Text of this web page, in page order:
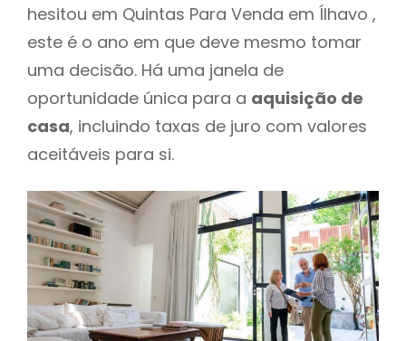
hesitou em Quintas Para Venda em Ílhavo ,
este é o ano em que deve mesmo tomar
uma decisão. Há uma janela de
oportunidade única para a aquisição de
casa, incluindo taxas de juro com valores
aceitáveis para si.